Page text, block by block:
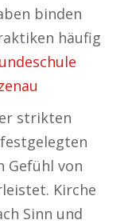
binden
häufig
strikten
Gefühl von
Kirche
Sinn und